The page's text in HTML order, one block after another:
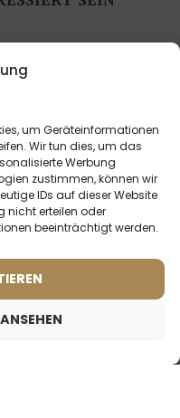
um Geräteinformationen
Wir tun dies, um das
Werbung
zustimmen, können wir
IDs auf dieser Website
nicht erteilen oder
beeinträchtigt werden.
Inspiriert von: